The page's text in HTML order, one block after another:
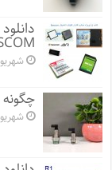
شهریور 5,
شهریور 25,